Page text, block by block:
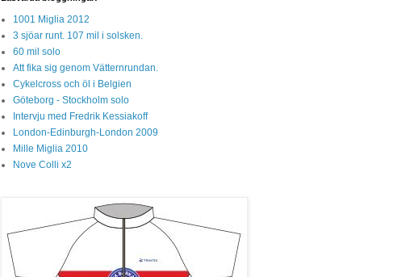
1001 Miglia 2012
3 sjöar runt. 107 mil i solsken.
60 mil solo
Att fika sig genom Vätternrundan.
Cykelcross och öl i Belgien
Göteborg - Stockholm solo
Intervju med Fredrik Kessiakoff
London-Edinburgh-London 2009
Mille Miglia 2010
Nove Colli x2